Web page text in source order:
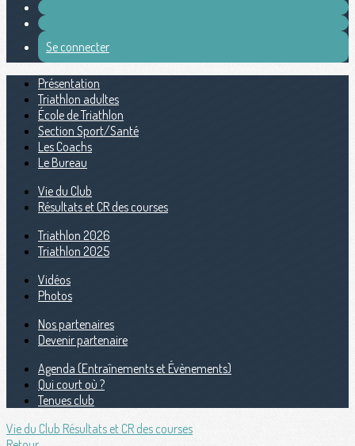
Se connecter
Présentation
Triathlon adultes
École de Triathlon
Section Sport/Santé
Les Coachs
Le Bureau
Vie du Club
Résultats et CR des courses
Triathlon 2026
Triathlon 2025
Vidéos
Photos
Nos partenaires
Devenir partenaire
Agenda (Entraînements et Évènements)
Qui court où ?
Tenues club
Vie du Club Résultats et CR des courses